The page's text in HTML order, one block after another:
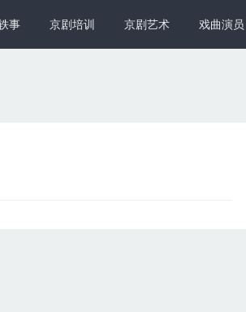
事 京剧培训 京剧艺术 戏曲演员